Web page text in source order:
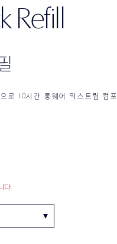
Refill
로 10시간 롱웨어 익스트림 컴포
다.